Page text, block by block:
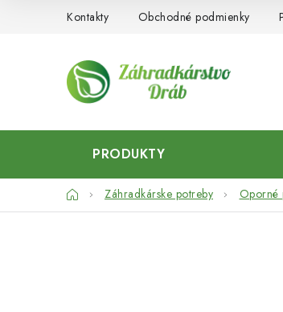
Kontakty Obchodné podmienky
PRODUKTY
DomovZáhradkárske potreby Oporné